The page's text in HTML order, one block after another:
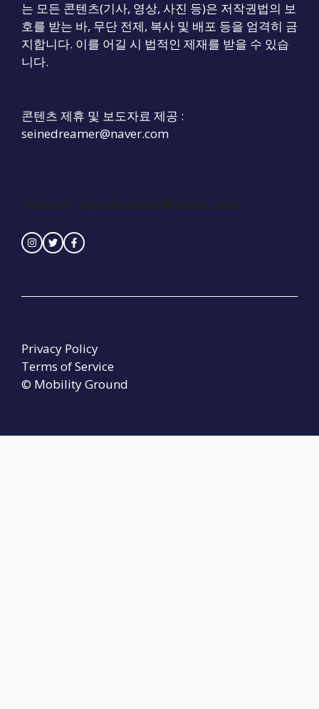
는 모든 콘텐츠(기사, 영상, 사진 등)은 저작권법의 보
호를 받는 바, 무단 전제, 복사 및 배포 등을 엄격히 금
지합니다. 이를 어길 시 법적인 제재를 받을 수 있습
니다.
콘텐츠 제휴 및 보도자료 제공 :
seinedreamer@naver.com
Contact : seinedreamer@naver.com
© Mobility Ground
Privacy Policy
Terms of Service